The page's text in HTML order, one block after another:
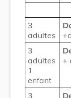
3
adultes
3
adultes
1
enfant
+
3